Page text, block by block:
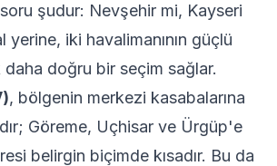
şudur: Nevşehir mi, Kayseri
yerine, iki havalimanının güçlü
doğru bir seçim sağlar.
, bölgenin merkezi kasabalarına
Göreme, Uçhisar ve Ürgüp'e
belirgin biçimde kısadır. Bu da